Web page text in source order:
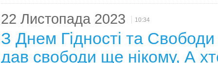
22 Листопада 2023 10:34
З Днем Гідності та
дав свободи ще нікому, А